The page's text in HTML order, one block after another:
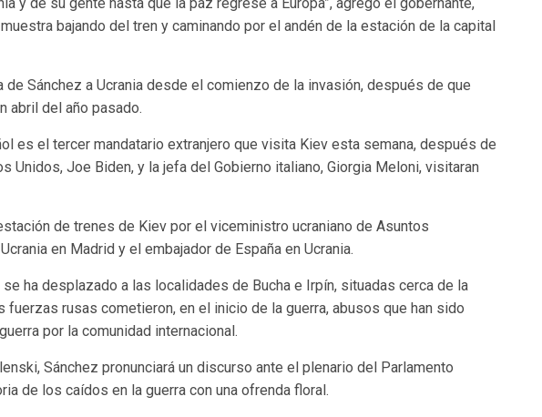
bajando del tren y caminando por el andén de la estación de la capital
Sánchez a Ucrania desde el comienzo de la invasión, después de que
abril del año pasado.
es el tercer mandatario extranjero que visita Kiev esta semana, después de
Unidos, Joe Biden, y la jefa del Gobierno italiano, Giorgia Meloni, visitaran
de trenes de Kiev por el viceministro ucraniano de Asuntos
en Madrid y el embajador de España en Ucrania.
ha desplazado a las localidades de Bucha e Irpín, situadas cerca de la
fuerzas rusas cometieron, en el inicio de la guerra, abusos que han sido
por la comunidad internacional.
Sánchez pronunciará un discurso ante el plenario del Parlamento
de los caídos en la guerra con una ofrenda floral.